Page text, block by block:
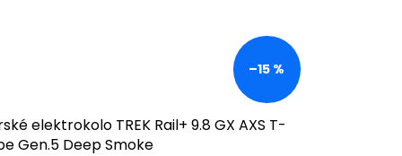
–15 %
elektrokolo TREK Rail+ 9.8 GX AXS T-
Gen.5 Deep Smoke